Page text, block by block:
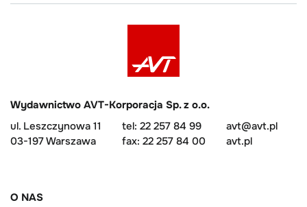
Wydawnictwo AVT-Korporacja Sp. z o.o.
ul. Leszczynowa 11
03-197 Warszawa
tel: 22 257 84 99
fax: 22 257 84 00
avt@avt.pl
avt.pl
O NAS